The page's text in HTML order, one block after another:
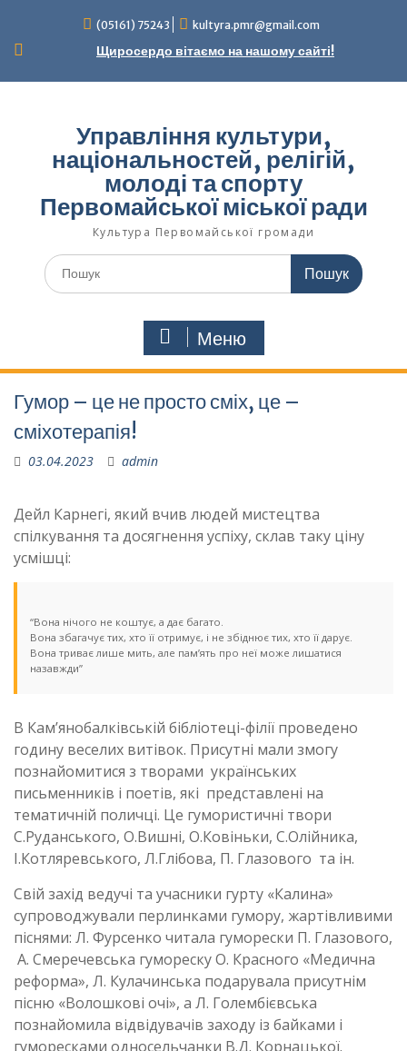
вмісту
(05161) 75243 kultyra.pmr@gmail.com
Щиросердо вітаємо на нашому сайті!
Управління культури,
національностей, релігій,
молоді та спорту
Первомайської міської ради
Культура Первомайcької громади
Шукати:
Меню
Гумор – це не просто сміх, це –
сміхотерапія!
03.04.2023 admin
Дейл Карнегі, який вчив людей мистецтва
спілкування та досягнення успіху, склав таку ціну
усмішці:
“Вона нічого не коштує, а дає багато.
Вона збагачує тих, хто її отримує, і не збіднює тих, хто її дарує.
Вона триває лише мить, але пам’ять про неї може лишатися
назавжди”
В Кам’янобалківській бібліотеці-філії проведено
годину веселих витівок. Присутні мали змогу
познайомитися з творами українських
письменників і поетів, які представлені на
тематичній поличці. Це гумористичні твори
С.Руданського, О.Вишні, О.Ковіньки, С.Олійника,
І.Котляревського, Л.Глібова, П. Глазового та ін.
Свій захід ведучі та учасники гурту «Калина»
супроводжували перлинками гумору, жартівливими
піснями: Л. Фурсенко читала гуморески П. Глазового,
А. Смеречевська гумореску О. Красного «Медична
реформа», Л. Кулачинська подарувала присутнім
пісню «Волошкові очі», а Л. Голембієвська
познайомила відвідувачів заходу із байками і
гуморесками односельчанки В.Д. Корнацької.